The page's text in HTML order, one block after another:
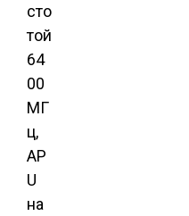
сто
той
64
00
МГ
ц,
AP
U
на